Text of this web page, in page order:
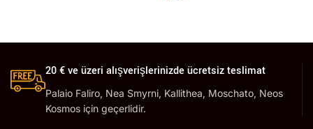
20 € ve üzeri alışverişlerinizde ücretsiz teslimat
Palaio Faliro, Nea Smyrni, Kallithea, Moschato, Neos
Kosmos için geçerlidir.